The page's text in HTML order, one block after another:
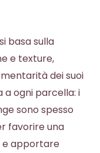
basa sulla
e texture,
dei suoi
a ogni parcella: i
sono spesso
favorire una
e apportare